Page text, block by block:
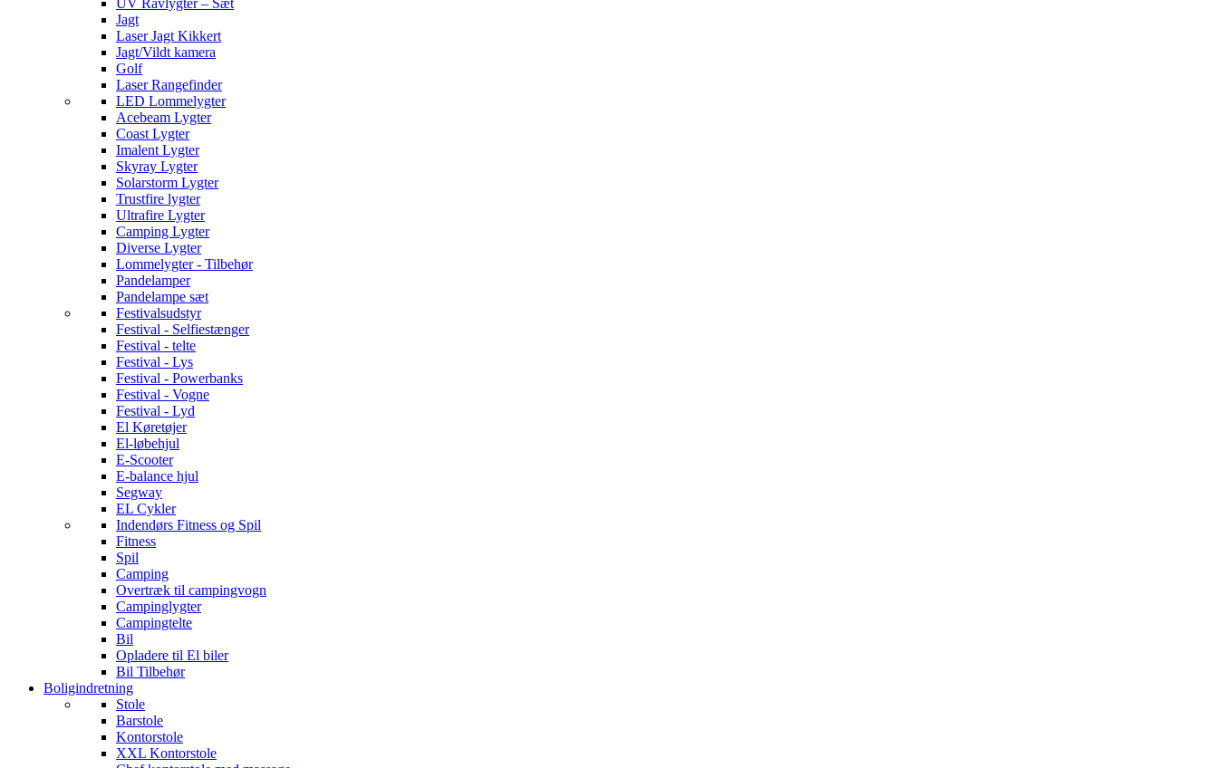
UV Ravlygter – Sæt
Jagt
Laser Jagt Kikkert
Jagt/Vildt kamera
Golf
Laser Rangefinder
LED Lommelygter
Acebeam Lygter
Coast Lygter
Imalent Lygter
Skyray Lygter
Solarstorm Lygter
Trustfire lygter
Ultrafire Lygter
Camping Lygter
Diverse Lygter
Lommelygter - Tilbehør
Pandelamper
Pandelampe sæt
Festivalsudstyr
Festival - Selfiestænger
Festival - telte
Festival - Lys
Festival - Powerbanks
Festival - Vogne
Festival - Lyd
El Køretøjer
El-løbehjul
E-Scooter
E-balance hjul
Segway
EL Cykler
Indendørs Fitness og Spil
Fitness
Spil
Camping
Overtræk til campingvogn
Campinglygter
Campingtelte
Bil
Opladere til El biler
Bil Tilbehør
Boligindretning
Stole
Barstole
Kontorstole
XXL Kontorstole